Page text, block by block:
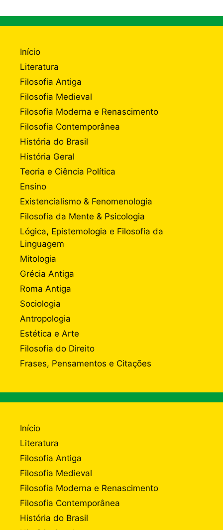
Início
Literatura
Filosofia Antiga
Filosofia Medieval
Filosofia Moderna e Renascimento
Filosofia Contemporânea
História do Brasil
História Geral
Teoria e Ciência Política
Ensino
Existencialismo & Fenomenologia
Filosofia da Mente & Psicologia
Lógica, Epistemologia e Filosofia da
Linguagem
Mitologia
Grécia Antiga
Roma Antiga
Sociologia
Antropologia
Estética e Arte
Filosofia do Direito
Frases, Pensamentos e Citações
Início
Literatura
Filosofia Antiga
Filosofia Medieval
Filosofia Moderna e Renascimento
Filosofia Contemporânea
História do Brasil